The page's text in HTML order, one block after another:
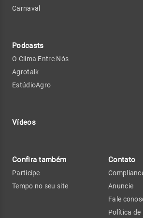
Carnaval
Podcasts
O Clima Entre Nós
Agrotalk
EstúdioAgro
Vídeos
Confira também
Participe
Tempo no seu site
Contato
Anuncie
Fale
Política de